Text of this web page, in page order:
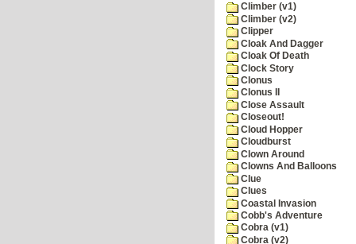
Climber (v1)
Climber (v2)
Clipper
Cloak And Dagger
Cloak Of Death
Clock Story
Clonus
Clonus II
Close Assault
Closeout!
Cloud Hopper
Cloudburst
Clown Around
Clowns And Balloons
Clue
Clues
Coastal Invasion
Cobb's Adventure
Cobra (v1)
Cobra (v2)